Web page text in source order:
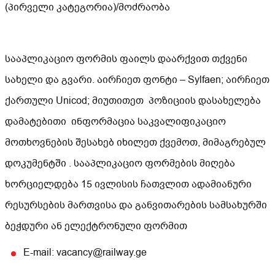
(პირველი კატეგორია)/მოძრაობა
სააპლიკაციო ფორმის ფაილს დაარქვით თქვენი
სახელი და გვარი. აირჩიეთ ფონტი – Sylfaen; აირჩიეთ
ქართული Unicod; მიუთითეთ პოზიციის დასახელება
დამატებითი ინფორმაცია საკვალიფიკაციო
მოთხოვნების შესახებ იხილეთ ქვემოთ, მიმაგრებულ
დოკუმენტში . სააპლიკაციო ფორმების მიღება
ხორციელდება 15 ივლისის ჩათვლით ადამიანური
რესურსების მართვისა და განვითარების სამსახურში
ბეჭდური ან ელექტრონული ფორმით
E-mail: vacancy@railway.ge